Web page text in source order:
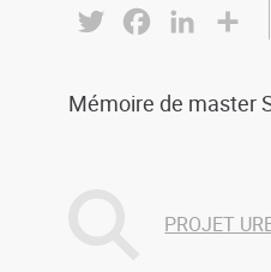
Twitter FacebookLinkedIn
Mémoire de master
PROJET